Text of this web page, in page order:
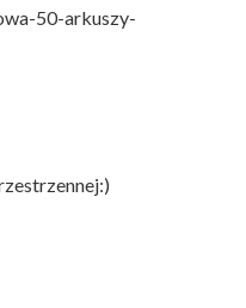
50-arkuszy-